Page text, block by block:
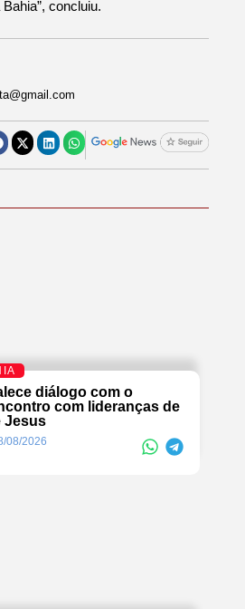
concluiu.
diálogo com o
com lideranças de
Jesus
08/2026